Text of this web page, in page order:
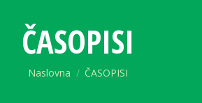
ČASOPISI
You are here:
Naslovna ČASOPISI